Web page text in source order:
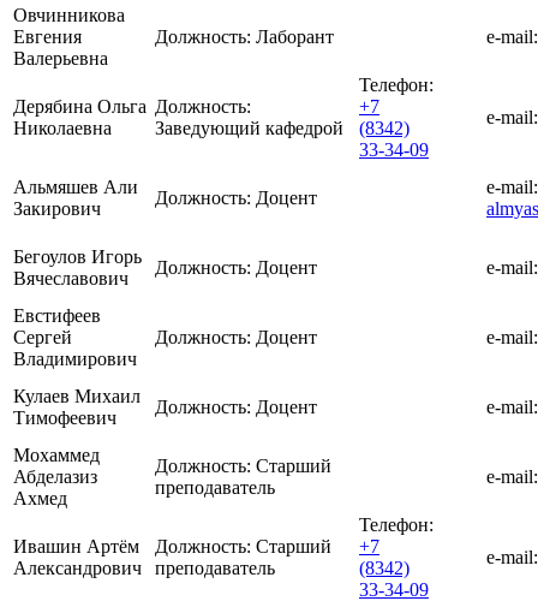
Овчинникова
Евгения
Валерьевна
Должность: Лаборант e-mail:
Дерябина Ольга
Николаевна
Должность:
Заведующий кафедрой
Телефон:
+7
(8342)
33-34-09
e-mail:
Альмяшев Али
Закирович
Должность: Доцент
e-mail:
Бегоулов Игорь
Вячеславович
Должность: Доцент e-mail:
Евстифеев
Сергей
Владимирович
Должность: Доцент e-mail:
Кулаев Михаил
Тимофеевич
Должность: Доцент e-mail:
Мохаммед
Абделазиз
Ахмед
Должность: Старший
преподаватель
e-mail:
Ивашин Артём
Александрович
Должность: Старший
преподаватель
Телефон:
+7
(8342)
33-34-09
e-mail: